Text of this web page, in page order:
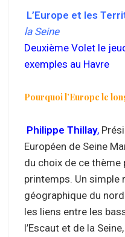
L’Europe et les
la Seine
Deuxième Volet le
exemples au Havre
Pourquoi l’Europe le
Philippe Thillay,
Européen de Seine
du choix de ce
printemps. Un simple
géographique du
les liens entre les
l’Escaut et de la